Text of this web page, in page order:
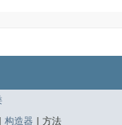
构造器 方法